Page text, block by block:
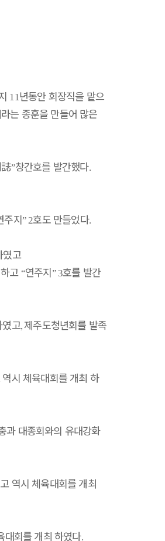
11년동안 회장직을 맡으
는 종훈을 만들어 많은
”창간호를 발간했다.
주지” 2호도 만들었다.
였고
고 “연주지” 3호를 발간
고,제주도청년회를 발족
시 체육대회를 개최 하
과 대종회와의 유대강화
역시 체육대회를 개최
대회를 개최 하였다.